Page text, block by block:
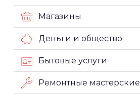
Магазины
Деньги и общество
Бытовые услуги
Ремонтные мастерские